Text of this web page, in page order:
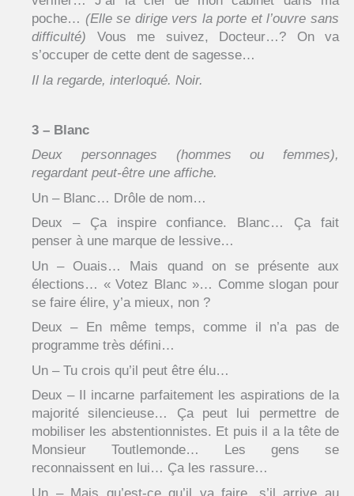
poche… (Elle se dirige vers la porte et l’ouvre sans
difficulté) Vous me suivez, Docteur…? On va
s’occuper de cette dent de sagesse…
Il la regarde, interloqué. Noir.
3 – Blanc
Deux personnages (hommes ou femmes),
regardant peut-être une affiche.
Un – Blanc… Drôle de nom…
Deux – Ça inspire confiance. Blanc… Ça fait
penser à une marque de lessive…
Un – Ouais… Mais quand on se présente aux
élections… « Votez Blanc »… Comme slogan pour
se faire élire, y’a mieux, non ?
Deux – En même temps, comme il n’a pas de
programme très défini…
Un – Tu crois qu’il peut être élu…
Deux – Il incarne parfaitement les aspirations de la
majorité silencieuse… Ça peut lui permettre de
mobiliser les abstentionnistes. Et puis il a la tête de
Monsieur Toutlemonde… Les gens se
reconnaissent en lui… Ça les rassure…
Un – Mais qu’est-ce qu’il va faire, s’il arrive au